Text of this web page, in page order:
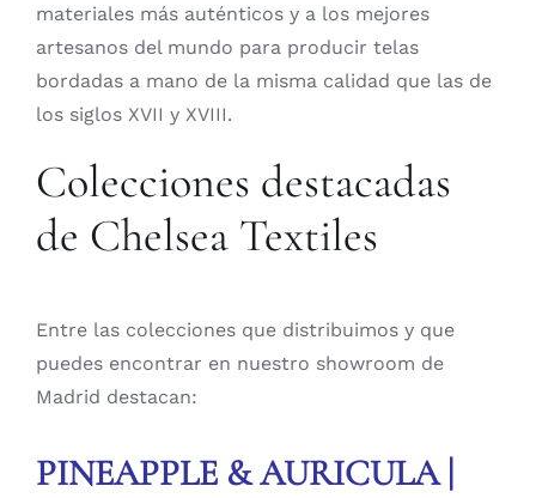
materiales más auténticos y a los mejores
artesanos del mundo para producir telas
bordadas a mano de la misma calidad que las de
los siglos XVII y XVIII.
Colecciones destacadas
de Chelsea Textiles
Entre las colecciones que distribuimos y que
puedes encontrar en nuestro showroom de
Madrid destacan:
PINEAPPLE & AURICULA |